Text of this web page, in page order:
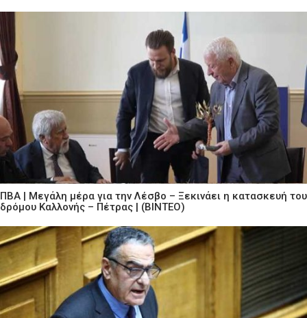
ΠΒΑ | Μεγάλη μέρα για την Λέσβο – Ξεκινάει η κατασκευή του
δρόμου Καλλονής – Πέτρας | (ΒΙΝΤΕΟ)